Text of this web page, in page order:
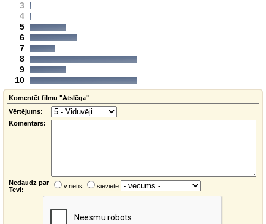
3
4
5
6
7
8
9
10
Komentēt filmu "Atslēga"
Vērtējums:
Komentārs:
Nedaudz par
Tevi:
vīrietis sieviete